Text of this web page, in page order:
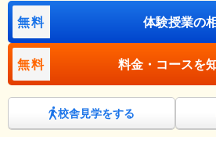
無料 体験授業の
無料 料金・コースを
校舎見学をする